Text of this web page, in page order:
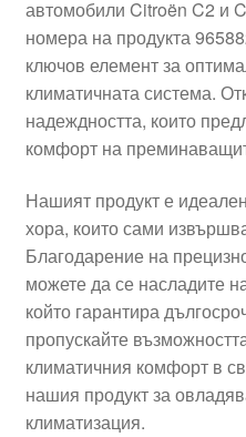
Моята сметка
Плащанията
Правила и условия
Процедура за рекламации
Разгледайте
Транспорт
автомобили Citroën C2 и
номера на продукта
ключов елемент за
климатичната система.
надеждността, които
комфорт на
Нашият продукт е
хора, които сами
Благодарение на
можете да се насладите
който гарантира
пропускайте
климатичния комфорт в
нашия продукт за
климатизация.